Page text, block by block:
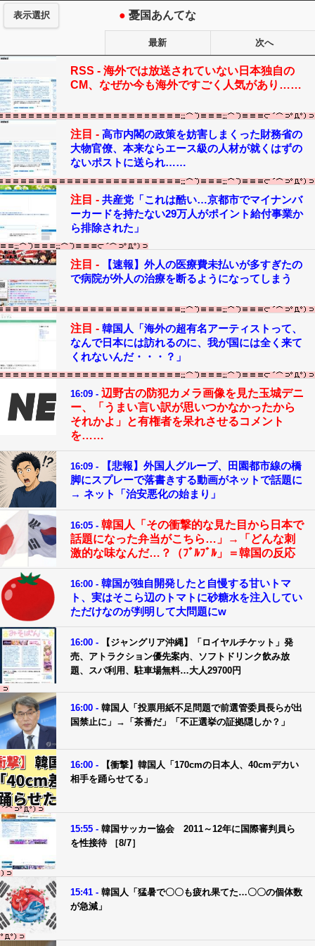
表示選択 ● 憂国あんてな
最新 次へ
RSS - 海外では放送されていない日本独自の
CM、なぜか今も海外ですごく人気があり……
注目 - 高市内閣の政策を妨害しまくった財務省の
大物官僚、本来ならエース級の人材が就くはずの
ないポストに送られ……
注目 - 共産党「これは酷い…京都市でマイナンバ
ーカードを持たない29万人がポイント給付事業か
ら排除された」
注目 -
【速報】外人の医療費未払いが多すぎたの
で病院が外人の治療を断るようになってしまう
注目 - 韓国人「海外の超有名アーティストって、
なんで日本には訪れるのに、我が国には全く来て
くれないんだ・・・？」
16:09 - 辺野古の防犯カメラ画像を見た玉城デニ
ー、「うまい言い訳が思いつかなかったから
それかよ」と有権者を呆れさせるコメント
を……
16:09 -
【悲報】外国人グループ、田園都市線の橋
脚にスプレーで落書きする動画がネットで話題に
→ ネット「治安悪化の始まり」
16:05 - 韓国人「その衝撃的な見た目から日本で
話題になった弁当がこちら…」→「どんな刺
激的な味なんだ…？（ﾌﾞﾙﾌﾞﾙ」＝韓国の反応
16:00 - 韓国が独自開発したと自慢する甘いトマ
ト、実はそこら辺のトマトに砂糖水を注入してい
ただけなのが判明して大問題にw
16:00 -
【ジャングリア沖縄】「ロイヤルチケット」発
売、アトラクション優先案内、ソフトドリンク飲み放
題、スパ利用、駐車場無料…大人29700円
16:00 - 韓国人「投票用紙不足問題で前選管委員長らが出
国禁止に」→「茶番だ」「不正選挙の証拠隠しか？」
16:00 -
【衝撃】韓国人「170cmの日本人、40cmデカい
相手を踊らせてる」
15:55 - 韓国サッカー協会 2011～12年に国際審判員ら
を性接待 ［8/7］
15:41 - 韓国人「猛暑で〇〇も疲れ果てた…〇〇の個体数
が急減」